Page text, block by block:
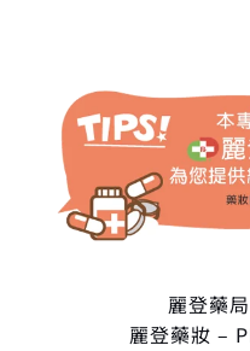
麗登藥
麗登藥妝 –